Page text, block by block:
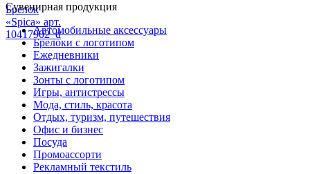
Брелок
«Spica» арт.
10417902_d
Сувенирная продукция
Автомобильные аксессуары
Брелоки с логотипом
Ежедневники
Зажигалки
Зонты с логотипом
Игры, антистрессы
Мода, стиль, красота
Отдых, туризм, путешествия
Офис и бизнес
Посуда
Промоассорти
Рекламный текстиль